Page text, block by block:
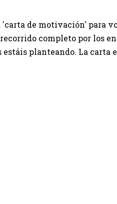
'carta de motivación' para
completo por los
planteando. La carta